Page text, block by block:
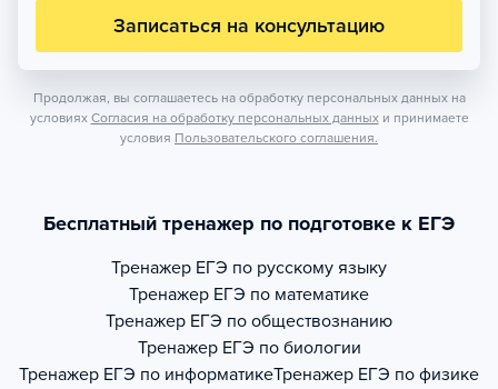
Записаться на консультацию
Продолжая, вы соглашаетесь на обработку персональных данных на
условиях Согласия на обработку персональных данных и принимаете
условия Пользовательского соглашения.
Бесплатный тренажер по подготовке к ЕГЭ
Тренажер ЕГЭ по русскому языку
Тренажер ЕГЭ по математике
Тренажер ЕГЭ по обществознанию
Тренажер ЕГЭ по биологии
Тренажер ЕГЭ по информатикеТренажер ЕГЭ по физике